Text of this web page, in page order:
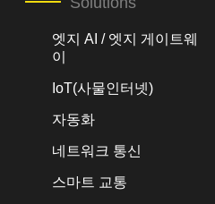
엣지 AI / 엣지 게이트웨
이
IoT(사물인터넷)
자동화
네트워크 통신
스마트 교통